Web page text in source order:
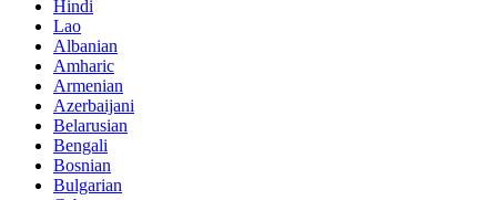
Hindi
Lao
Albanian
Amharic
Armenian
Azerbaijani
Belarusian
Bengali
Bosnian
Bulgarian